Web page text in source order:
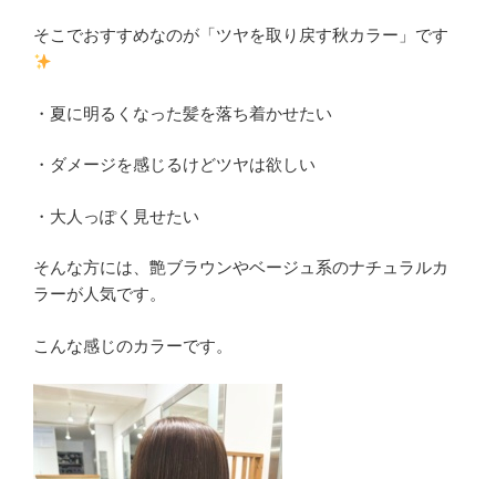
そこでおすすめなのが「ツヤを取り戻す秋カラー」です
・夏に明るくなった髪を落ち着かせたい
・ダメージを感じるけどツヤは欲しい
・大人っぽく見せたい
そんな方には、艶ブラウンやベージュ系のナチュラルカ
ラーが人気です。
こんな感じのカラーです。